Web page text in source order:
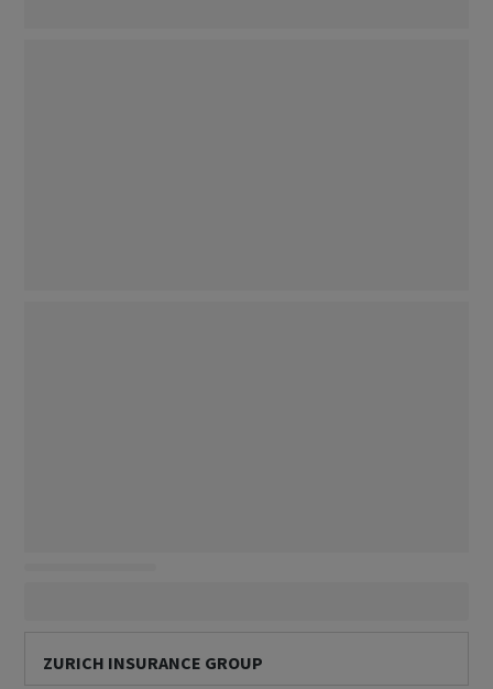
ZURICH INSURANCE GROUP